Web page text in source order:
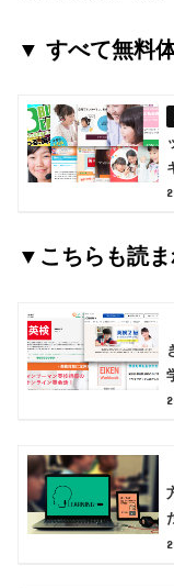
▼ すべて無料
▼こちらも読